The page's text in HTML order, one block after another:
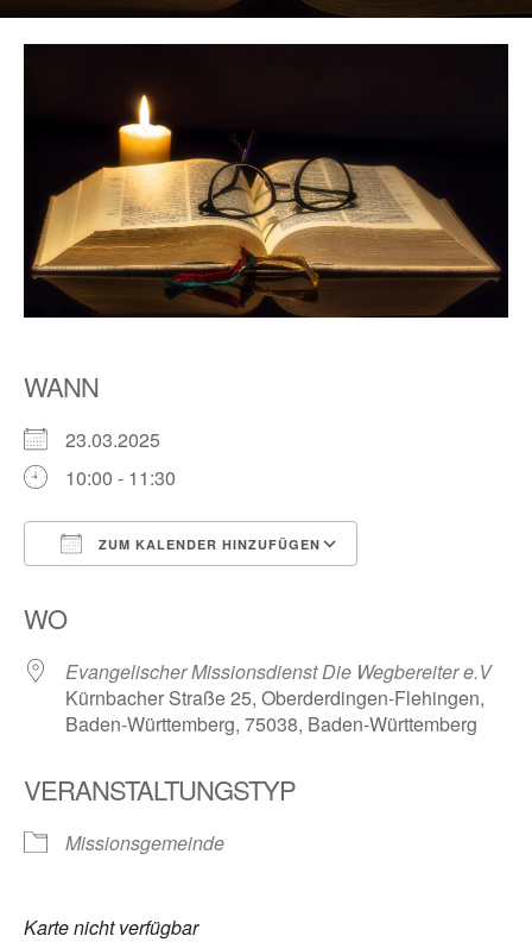
WANN
23.03.2025
10:00 - 11:30
ZUM KALENDER HINZUFÜGEN
WO
Evangelischer Missionsdienst Die Wegbereiter e.V
Kürnbacher Straße 25, Oberderdingen-Flehingen,
Baden-Württemberg, 75038, Baden-Württemberg
VERANSTALTUNGSTYP
Missionsgemeinde
Karte nicht verfügbar